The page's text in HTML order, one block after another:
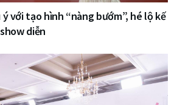
với tạo hình “nàng bướm”, hé lộ kế
diễn